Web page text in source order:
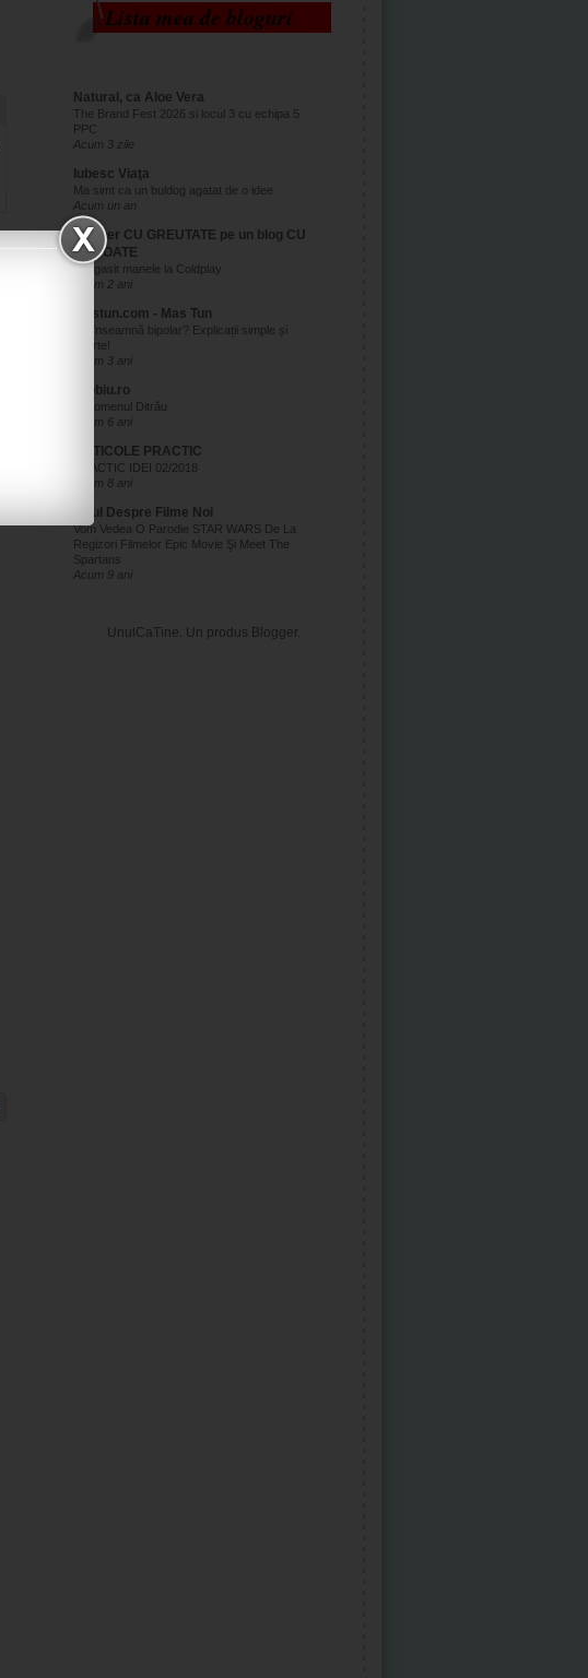
Lista mea de bloguri
Natural, ca Aloe Vera
The Brand Fest 2026 si locul 3 cu echipa 5
PPC
Acum 3 zile
Iubesc Viaţa
Ma simt ca un buldog agatat de o idee
Acum un an
blogger CU GREUTATE pe un blog CU
DE TOATE
Am gasit manele la Coldplay
Acum 2 ani
Mastun.com - Mas Tun
Ce înseamnă bipolar? Explicații simple și
scurte!
Acum 3 ani
Probiu.ro
Fenomenul Ditrău
Acum 6 ani
ARTICOLE PRACTIC
PRACTIC IDEI 02/2018
Acum 8 ani
Totul Despre Filme Noi
Vom Vedea O Parodie STAR WARS De La
Regizori Filmelor Epic Movie Şi Meet The
Spartans
Acum 9 ani
UnulCaTine. Un produs Blogger.